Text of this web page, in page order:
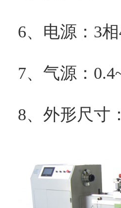
6、电源：3
7、气源：
8、外形尺寸